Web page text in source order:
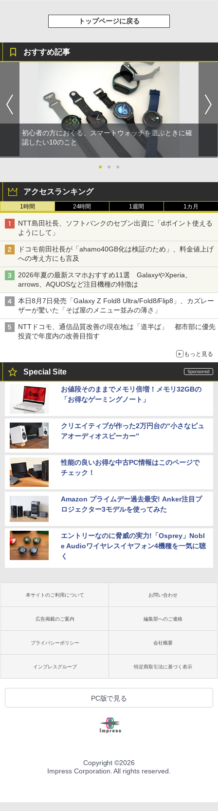
トップページに戻る
おすすめ記事
初心者の方におくる、スマートウォッチを選ぶときに確
認したい10のこと
● ● ●
アクセスランキング
1時間 24時間 1週間 1カ月
NTT島田社長、ソフトバンクのセブン出資に「dポイント使える
ようにして」
ドコモ前田社長が「ahamo40GB化は検証のため」、料金値上げ
への考え方にも言及
2026年夏の最新スマホおすすめ11選 GalaxyやXperia、
arrows、AQUOSなど注目機種の特徴は
本日8月7日発売「Galaxy Z Fold8 Ultra/Fold8/Flip8」、カズレー
ザーが驚いた「そば屋のメニュー並みの薄さ」
NTTドコモ、通信品質改善の現在地は「道半ば」 都市部に優先
投資で年度内の改善目指す
もっと見る
Special Site
お値段そのままでメモリ倍増！メモリ32GBの
「お得なゲーミングノート」
クリエイティブが作った2万円台の“小さなピュ
アオーディオスピーカー”
性能の良いお得な中古PC情報はこのページで
チェック！
Amazon プライムデー過去最安! Anker注目プ
ロジェクター3モデルを使ってみた
エントリーなのに脅威の実力!「Osprey」Nobl
e Audioワイヤレスイヤフォン4機種を一気に聴
く
本サイトのご利用について お問い合わせ
広告掲載のご案内 編集部へのご連絡
プライバシーポリシー 会社概要
インプレスグループ 特定商取引法に基づく表示
PC版で見る
Copyright ©2026
Impress Corporation. All rights reserved.